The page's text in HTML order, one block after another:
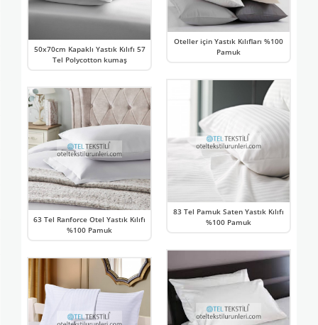
50x70cm Kapaklı Yastık Kılıfı 57
Tel Polycotton kumaş
63 Tel Ranforce Otel Yastık Kılıfı
%100 Pamuk
Oteller için Yastık Kılıfları %100
Pamuk
83 Tel Pamuk Saten Yastık Kılıfı
%100 Pamuk